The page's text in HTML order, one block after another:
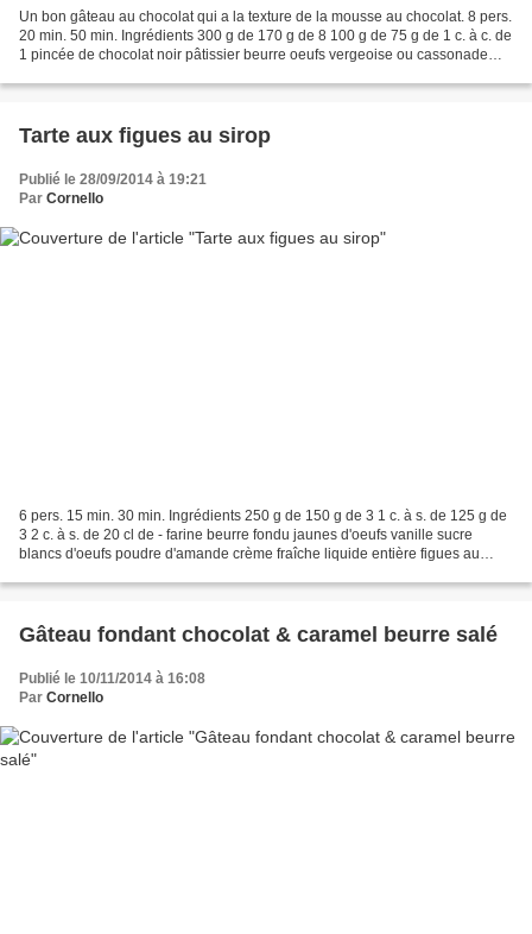
Un bon gâteau au chocolat qui a la texture de la mousse au chocolat. 8 pers.
20 min. 50 min. Ingrédients 300 g de 170 g de 8 100 g de 75 g de 1 c. à c. de
1 pincée de chocolat noir pâtissier beurre oeufs vergeoise ou cassonade
Tarte aux figues au sirop
Publié le 28/09/2014 à 19:21
Par Cornello
6 pers. 15 min. 30 min. Ingrédients 250 g de 150 g de 3 1 c. à s. de 125 g de
3 2 c. à s. de 20 cl de - farine beurre fondu jaunes d'oeufs vanille sucre
blancs d'oeufs poudre d'amande crème fraîche liquide entière figues au
Gâteau fondant chocolat & caramel beurre salé
Publié le 10/11/2014 à 16:08
Par Cornello